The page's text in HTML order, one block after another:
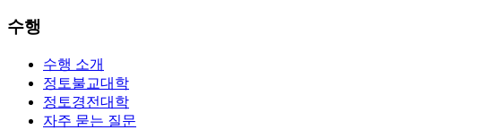
수행
수행 소개
정토불교대학
정토경전대학
자주 묻는 질문